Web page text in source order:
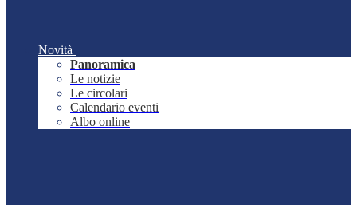
Novità
Panoramica
Le notizie
Le circolari
Calendario eventi
Albo online